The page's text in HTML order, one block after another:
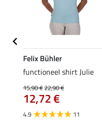
Felix Bühler
functioneel shirt Julie
15,90 €22,90 €
12,72 €
4.9 11